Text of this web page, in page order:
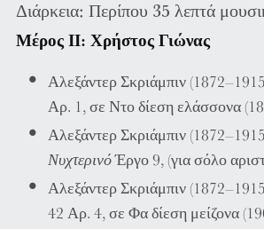
Διάρκεια: Περίπου 35 λεπτά
Μέρος ΙΙ: Χρήστος Γιώνας
Αλεξάντερ Σκριάμπιν
Αρ. 1, σε Ντο δίεση ελάσσονα
Αλεξάντερ Σκριάμπιν
ΝυχτερινόΈργο 9, (για σόλο
Αλεξάντερ Σκριάμπιν
42 Αρ. 4, σε Φα δίεση μείζονα